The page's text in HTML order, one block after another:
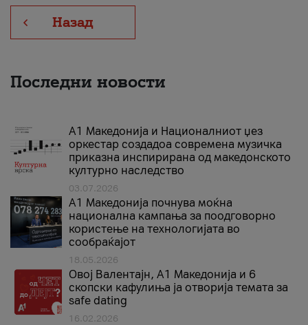
Назад
Последни новости
А1 Македонија и Националниот џез
оркестар создадоа современа музичка
приказна инспирирана од македонското
културно наследство
03.07.2026
A1 Македонија почнува моќна
национална кампања за поодговорно
користење на технологијата во
сообраќајот
18.05.2026
Овој Валентајн, A1 Македонија и 6
скопски кафулиња ја отворија темата за
safe dating
16.02.2026